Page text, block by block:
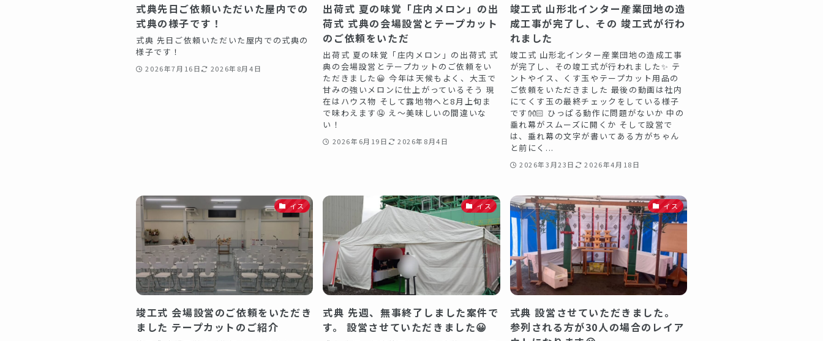
式典先日ご依頼いただいた屋内での
式典の様子です！
式典 先日ご依頼いただいた屋内での式典の
様子です！
2026年7月16日 2026年8月4日
出荷式 夏の味覚「庄内メロン」の出
荷式 式典の会場設営とテープカット
のご依頼をいただ
出荷式 夏の味覚「庄内メロン」の出荷式 式
典の会場設営とテープカットのご依頼をい
ただきました😀 今年は天候もよく、大玉で
甘みの強いメロンに仕上がっているそう 現
在はハウス物 そして露地物へと8月上旬ま
で味わえます🤤 え〜美味しいの間違いな
い！
2026年6月19日 2026年8月4日
竣工式 山形北インター産業団地の造
成工事が完了し、その 竣工式が行わ
れました
竣工式 山形北インター産業団地の造成工事
が完了し、その竣工式が行われました✨ テ
ントやイス、くす玉やテープカット用品の
ご依頼をいただきました 最後の動画は社内
にてくす玉の最終チェックをしている様子
です👐🏻 ひっぱる動作に問題がないか 中の
垂れ幕がスムーズに開くか そして設営で
は、垂れ幕の文字が書いてある方がちゃん
と前にく...
2026年3月23日 2026年4月18日
イス
竣工式 会場設営のご依頼をいただき
ました ️テープカットのご紹介️
イス
式典 先週、無事終了しました案件で
す。 設営させていただきました😀
イス
式典 設営させていただきました。
参列される方が30人の場合のレイア